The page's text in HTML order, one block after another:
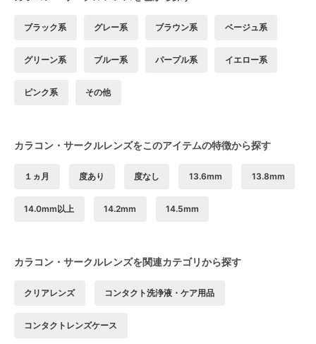
ブラック系 グレー系 ブラウン系 ベージュ系
グリーン系 ブルー系 パープル系 イエロー系
ピンク系 その他
カラコン・サークルレンズをこのアイテムの特徴から探す
１ヵ月 度あり 度なし 13.6mm 13.8mm
14.0mm以上 14.2mm 14.5mm
カラコン・サークルレンズを関連カテゴリから探す
クリアレンズ コンタクト洗浄液・ケア用品
コンタクトレンズケース